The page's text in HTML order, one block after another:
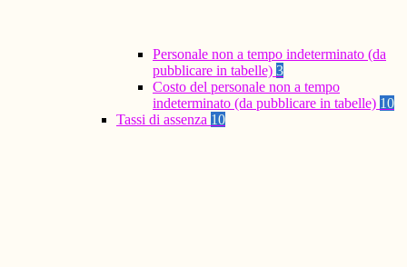
Personale non a tempo indeterminato (da
pubblicare in tabelle) 3
Costo del personale non a tempo
indeterminato (da pubblicare in tabelle) 10
Tassi di assenza 10